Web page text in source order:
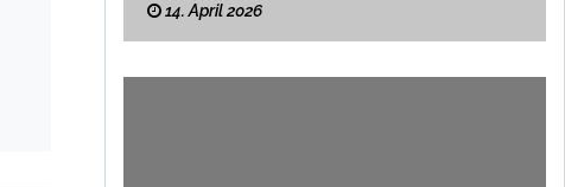
14. April 2026